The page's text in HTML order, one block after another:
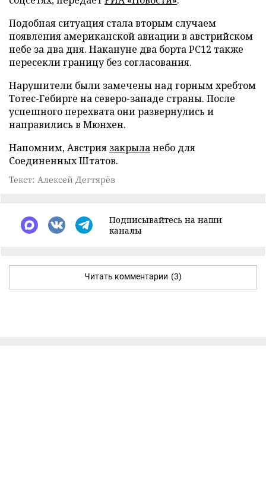
Подобная ситуация стала вторым случаем
появления американской авиации в австрийском
небе за два дня. Накануне два борта PC12 также
пересекли границу без согласования.
Нарушители были замечены над горным хребтом
Тотес-Гебирге на северо-западе страны. После
успешного перехвата они развернулись и
направились в Мюнхен.
Напомним, Австрия закрыланебо для
Соединенных Штатов.
Текст: Алексей Дегтярёв
Подписывайтесь на наши
каналы
Читать комментарии (3)